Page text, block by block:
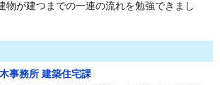
物が建つまでの一連の流れを勉強できまし
事務所 建築住宅課